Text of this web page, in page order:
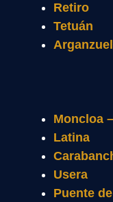
Retiro
Tetuán
Moncloa
Latina
Usera
Puente